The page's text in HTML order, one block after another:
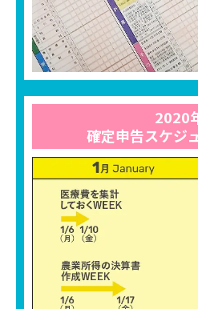
2020
確定申告スケジ